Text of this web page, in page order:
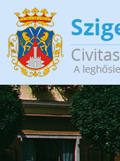
Ugrás a tartalomra